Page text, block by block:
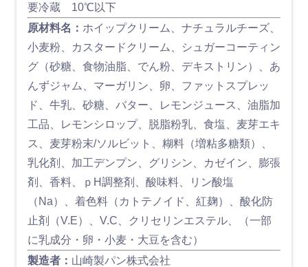
要冷蔵 10℃以下
原材料名： ホイップクリーム、ナチュラルチーズ、
小麦粉、カスタードクリーム、シュガーコーティン
グ（砂糖、食物油脂、でん粉、デキストリン）、あ
んずジャム、マーガリン、卵、ファットスプレッ
ド、牛乳、砂糖、バター、レモンジュース、油脂加
工品、レモンシロップ、脱脂粉乳、食塩、麦芽エキ
ス、麦芽粉末/ソルビット、糊料（増粘多糖類）、
乳化剤、加工デンプン、グリシン、カゼイン、膨張
剤、香料、ｐH調整剤、酸味料、リン酸塩
（Na）、着色料（カトテノイド、紅麹）、酸化防
止剤（V.E）、V.C、クリセリンエステル、（一部
に乳成分・卵・小麦・大豆を含む）
製造者： 山崎製パン株式会社